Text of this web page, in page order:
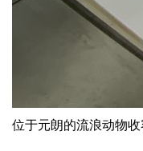
位于元朗的流浪动物